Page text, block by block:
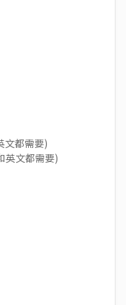
都需要)
文都需要)